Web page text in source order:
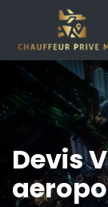
Devis